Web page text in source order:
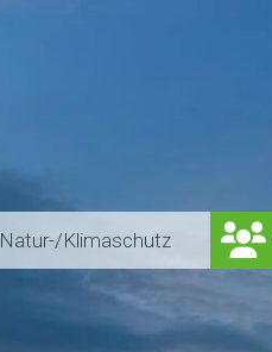
Natur-/Klimaschutz